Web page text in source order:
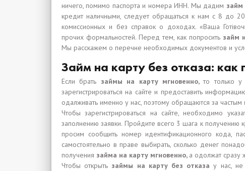
ничего, помимо паспорта и номера ИНН. Мы дадим займ
кредит наличными, следует обращаться к нам с 8 до
комиссионных и без справок о доходах. «Ваша
прочих формальностей. Перед тем, как попросить займ
Мы расскажем о перечне необходимых документов и
Займ на карту без отказа: как
Если брать займы на карту мгновенно,то только
зарегистрироваться на сайте и предоставить
одалживать именно у нас, поэтому обращаются за частым
Чтобы зарегистрироваться на сайте, необходимо
заполнению заявки. Пройдите всего 3 шага к получению
просим сообщить номер идентификационного кода,
самостоятельно в праве выбирать, сколько денег
получения займа на карту мгновенно, а одолжат сразу
Чтобы открыть займы на карту без отказау нас, не